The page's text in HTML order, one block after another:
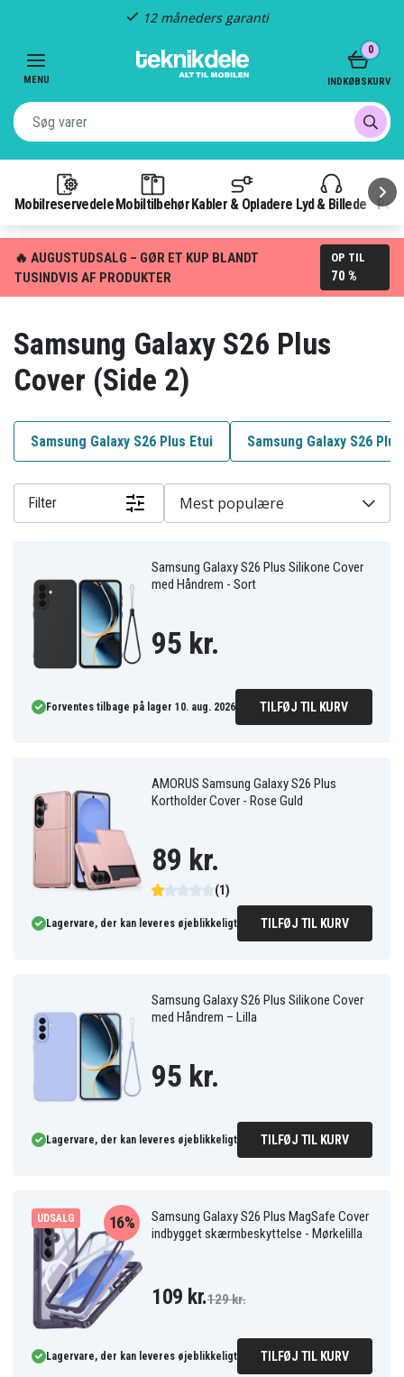
Hurtig levering
MENU
Mobilreservedele Mobiltilbehør Kabler & Opladere Lyd & Billede
0
INDKØBSKURV
🔥 AUGUSTUDSALG – GØR ET KUP BLANDT
TUSINDVIS AF PRODUKTER
OP TIL
70 %
Samsung Galaxy S26 Plus
Cover (Side 2)
Samsung Galaxy S26 Plus Etui Samsung Galaxy S26
Filter Mest populære
Samsung Galaxy S26 Plus Silikone Cover
med Håndrem - Sort
95 kr.
Forventes tilbage på lager 10. aug. 2026 TILFØJ TIL KURV
AMORUS Samsung Galaxy S26 Plus
Kortholder Cover - Rose Guld
(1)
89 kr.
Lagervare, der kan leveres øjeblikkeligt TILFØJ TIL KURV
Samsung Galaxy S26 Plus Silikone Cover
med Håndrem – Lilla
95 kr.
Lagervare, der kan leveres øjeblikkeligt TILFØJ TIL KURV
UDSALG
Samsung Galaxy S26 Plus MagSafe Cover
indbygget skærmbeskyttelse - Mørkelilla
16%
109 kr.129 kr.
Lagervare, der kan leveres øjeblikkeligt TILFØJ TIL KURV